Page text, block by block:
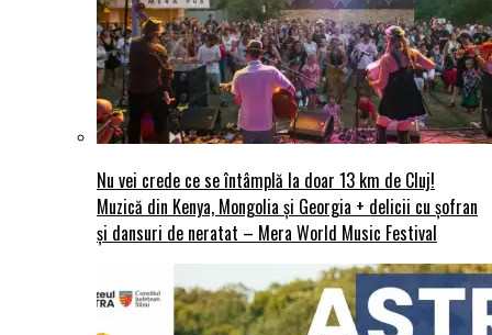
Nu vei crede ce se întâmplă la doar 13 km de Cluj!
Muzică din Kenya, Mongolia și Georgia + delicii cu șofran
și dansuri de neratat – Mera World Music Festival